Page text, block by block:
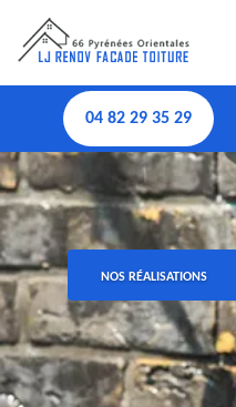
04 82 29 35 29
NOS RÉALISATIONS